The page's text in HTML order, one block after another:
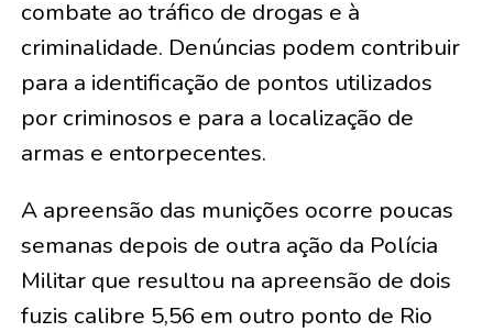
combate ao tráfico de drogas e à
criminalidade. Denúncias podem contribuir
para a identificação de pontos utilizados
por criminosos e para a localização de
armas e entorpecentes.
A apreensão das munições ocorre poucas
semanas depois de outra ação da Polícia
Militar que resultou na apreensão de dois
fuzis calibre 5,56 em outro ponto de Rio